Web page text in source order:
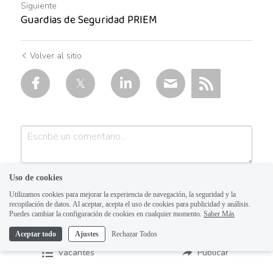
Chofer
Chofer Vendedor
Colonia Americana Lafayette
Colonia Camichines Vallarta
Colonia Campo Polo
Colonia la Estancia
Siguiente
Guardias de Seguridad PRIEM
Volver al sitio
Vacantes Publicar
Uso de cookies
Utilizamos cookies para mejorar la experiencia de navegación, la seguridad y la
recopilación de datos. Al aceptar, acepta el uso de cookies para publicidad y análisis.
Puedes cambiar la configuración de cookies en cualquier momento. Saber Más
Aceptar todo Ajustes Rechazar Todos